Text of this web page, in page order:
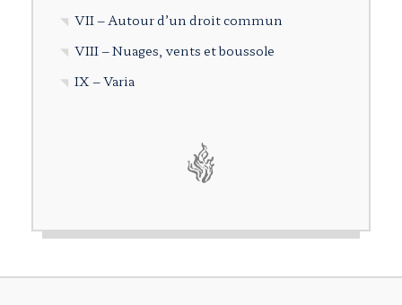
VII – Autour d’un droit commun
VIII – Nuages, vents et boussole
IX – Varia